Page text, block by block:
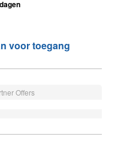
voor toegang
Offers